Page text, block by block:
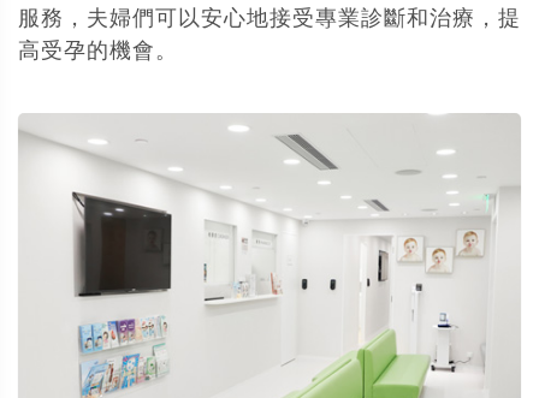
服務，夫婦們可以安心地接受專業診斷和治療，提
高受孕的機會。